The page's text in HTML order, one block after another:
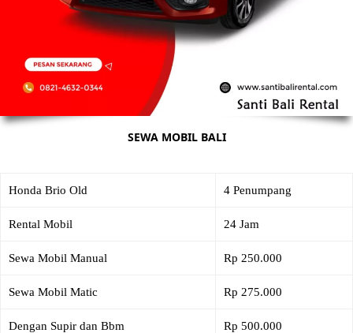
SEWA MOBIL BALI
Honda Brio Old 4 Penumpang
Rental Mobil 24 Jam
Sewa Mobil Manual Rp 250.000
Sewa Mobil Matic Rp 275.000
Dengan Supir dan Bbm Rp 500.000